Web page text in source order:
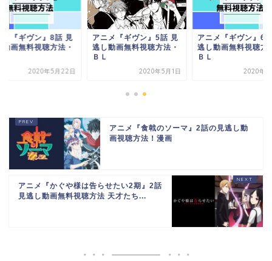
メ『ギヴン』8話 見
動画無料視聴方法・
2020年5月22日
アニメ『ギヴン』5話 見
逃し動画無料視聴方法・
ＢＬ
2020年5月1日
アニメ『ギヴン』6
逃し動画無料視聴方
ＢＬ
2020年5
アニメ『食戟のソーマ』2話の見逃し動
画視聴方法！漫画
アニメ『かぐや様は告らせたい2期』2話
見逃し動画無料視聴方法 天才たち...